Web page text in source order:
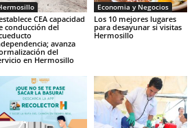
CEA capacidad
conducción del
avanza
del
en Hermosillo
Economia y Negocios
Los 10 mejores lugares
para desayunar si visitas
Hermosillo